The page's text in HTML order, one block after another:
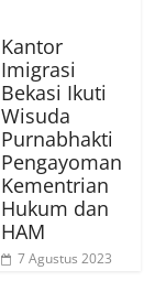
Kantor
Imigrasi
Bekasi Ikuti
Wisuda
Purnabhakti
Pengayoman
Kementrian
Hukum dan
HAM
7 Agustus 2023